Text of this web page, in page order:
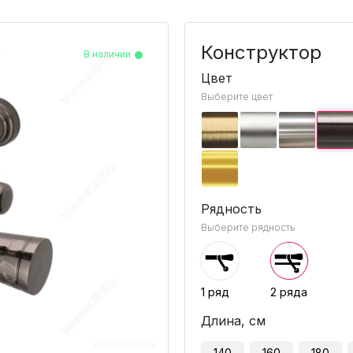
В наличии
В наличии
В наличии
В наличии Конструктор
Цвет
Выберите цвет
Рядность
Выберите рядность
1 ряд 2 ряда
Длина, см